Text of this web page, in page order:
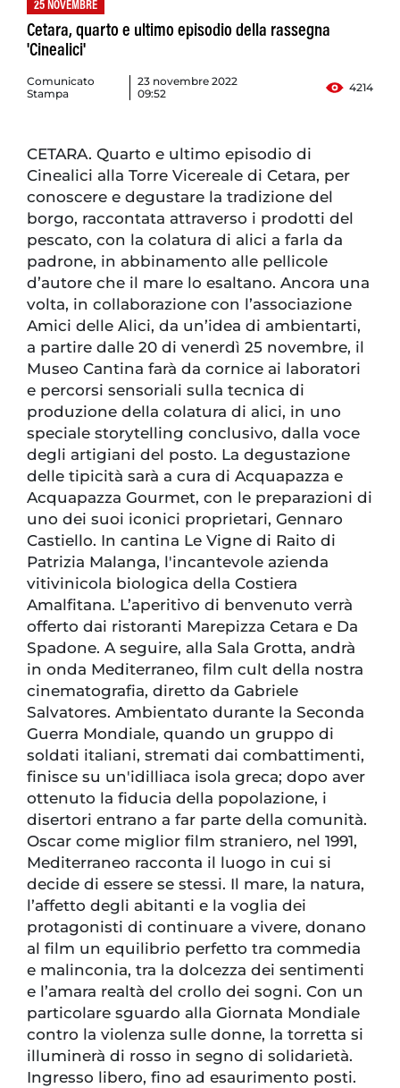
25 NOVEMBRE
Cetara, quarto e ultimo episodio della rassegna
'Cinealici'
Comunicato
Stampa
23 novembre 2022
09:52
4214
CETARA. Quarto e ultimo episodio di
Cinealici alla Torre Vicereale di Cetara, per
conoscere e degustare la tradizione del
borgo, raccontata attraverso i prodotti del
pescato, con la colatura di alici a farla da
padrone, in abbinamento alle pellicole
d’autore che il mare lo esaltano. Ancora una
volta, in collaborazione con l’associazione
Amici delle Alici, da un’idea di ambientarti,
a partire dalle 20 di venerdì 25 novembre, il
Museo Cantina farà da cornice ai laboratori
e percorsi sensoriali sulla tecnica di
produzione della colatura di alici, in uno
speciale storytelling conclusivo, dalla voce
degli artigiani del posto. La degustazione
delle tipicità sarà a cura di Acquapazza e
Acquapazza Gourmet, con le preparazioni di
uno dei suoi iconici proprietari, Gennaro
Castiello. In cantina Le Vigne di Raito di
Patrizia Malanga, l'incantevole azienda
vitivinicola biologica della Costiera
Amalfitana. L’aperitivo di benvenuto verrà
offerto dai ristoranti Marepizza Cetara e Da
Spadone. A seguire, alla Sala Grotta, andrà
in onda Mediterraneo, film cult della nostra
cinematografia, diretto da Gabriele
Salvatores. Ambientato durante la Seconda
Guerra Mondiale, quando un gruppo di
soldati italiani, stremati dai combattimenti,
finisce su un'idilliaca isola greca; dopo aver
ottenuto la fiducia della popolazione, i
disertori entrano a far parte della comunità.
Oscar come miglior film straniero, nel 1991,
Mediterraneo racconta il luogo in cui si
decide di essere se stessi. Il mare, la natura,
l’affetto degli abitanti e la voglia dei
protagonisti di continuare a vivere, donano
al film un equilibrio perfetto tra commedia
e malinconia, tra la dolcezza dei sentimenti
e l’amara realtà del crollo dei sogni. Con un
particolare sguardo alla Giornata Mondiale
contro la violenza sulle donne, la torretta si
illuminerà di rosso in segno di solidarietà.
Ingresso libero, fino ad esaurimento posti.